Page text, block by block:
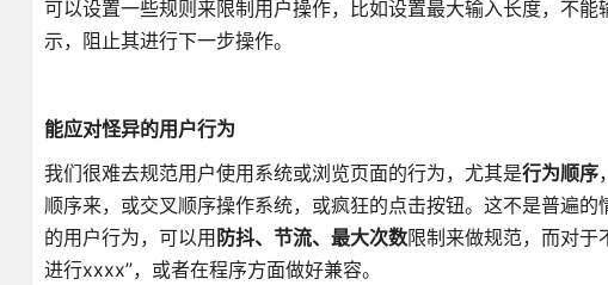
可以设置一些规则来限制用户操作，比如设置最大输入长度，不
示，阻止其进行下一步操作。
能应对怪异的用户行为
我们很难去规范用户使用系统或浏览页面的行为，尤其是行为顺序
顺序来，或交叉顺序操作系统，或疯狂的点击按钮。这不是普遍
的用户行为，可以用 防抖、节流、最大次数限制来做规范，而对于
进行xxxx”，或者在程序方面做好兼容。